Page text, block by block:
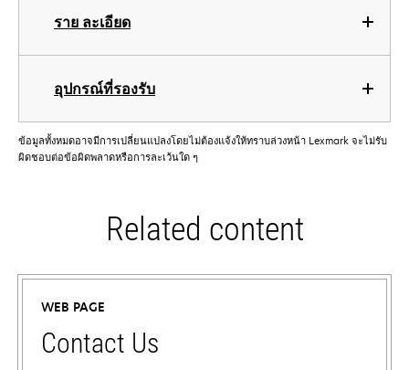
ราย ละเอียด
อุปกรณ์ที่รองรับ
ข้อมูลทั้งหมดอาจมีการเปลี่ยนแปลงโดยไม่ต้องแจ้งให้ทราบล่วงหน้า Lexmark จะไม่รับ
ผิดชอบต่อข้อผิดพลาดหรือการละเว้นใด ๆ
Related content
WEB PAGE
Contact Us